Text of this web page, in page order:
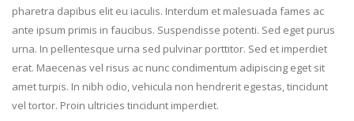
pharetra dapibus elit eu iaculis. Interdum et malesuada fames ac
ante ipsum primis in faucibus. Suspendisse potenti. Sed eget purus
urna. In pellentesque urna sed pulvinar porttitor. Sed et imperdiet
erat. Maecenas vel risus ac nunc condimentum adipiscing eget sit
amet turpis. In nibh odio, vehicula non hendrerit egestas, tincidunt
vel tortor. Proin ultricies tincidunt imperdiet.